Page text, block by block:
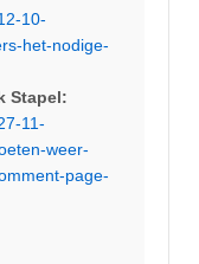
10-
het-nodige-
Stapel:
11-
weer-
page-